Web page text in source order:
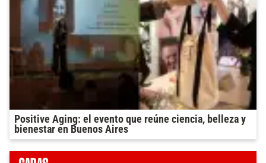
Positive Aging: el evento que reúne ciencia, belleza y
bienestar en Buenos Aires